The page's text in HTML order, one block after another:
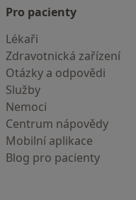
Pro pacienty
Lékaři
Zdravotnická zařízení
Otázky a odpovědi
Služby
Nemoci
Centrum nápovědy
Mobilní aplikace
Blog pro pacienty